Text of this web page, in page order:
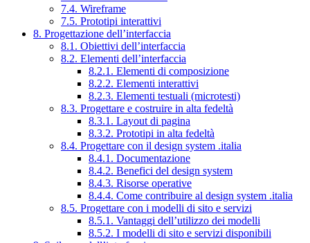
7.4. Wireframe
7.5. Prototipi interattivi
8. Progettazione dell’interfaccia
8.1. Obiettivi dell’interfaccia
8.2. Elementi dell’interfaccia
8.2.1. Elementi di composizione
8.2.2. Elementi interattivi
8.2.3. Elementi testuali (microtesti)
8.3. Progettare e costruire in alta fedeltà
8.3.1. Layout di pagina
8.3.2. Prototipi in alta fedeltà
8.4. Progettare con il design system .italia
8.4.1. Documentazione
8.4.2. Benefici del design system
8.4.3. Risorse operative
8.4.4. Come contribuire al design system .italia
8.5. Progettare con i modelli di sito e servizi
8.5.1. Vantaggi dell’utilizzo dei modelli
8.5.2. I modelli di sito e servizi disponibili